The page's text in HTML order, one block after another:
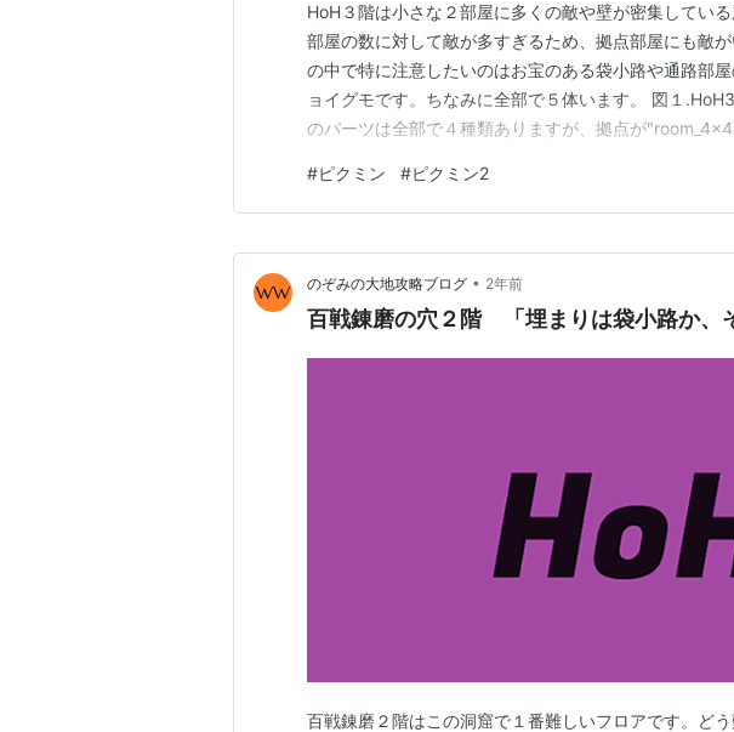
HoH３階は小さな２部屋に多くの敵や壁が密集してい
部屋の数に対して敵が多すぎるため、拠点部屋にも敵
の中で特に注意したいのはお宝のある袋小路や通路部
ョイグモです。ちなみに全部で５体います。 図１
のパーツは全部で４種類ありますが、拠点が
屋の構成は全部で8種類になります。一般に、奥の部屋
多…
#ピクミン #ピクミン2
のぞみの大地攻略ブログ • 2年前
百戦錬磨の穴２階 「埋まりは袋小路か、
百戦錬磨２階はこの洞窟で１番難しいフロアです。ど